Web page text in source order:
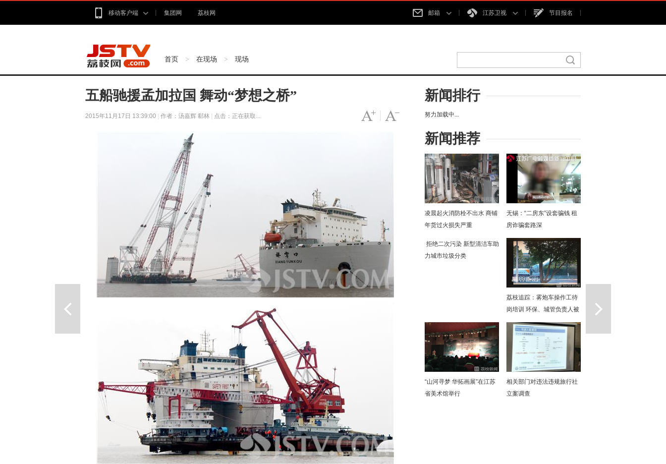
移动客户端 集团网 荔枝网 邮箱 江苏卫视 节目报名
首页 > 在现场 > 现场
五船驰援孟加拉国 舞动“梦想之桥”
2015年11月17日 13:39:00 作者：汤嘉辉 郗林 点击： 正在获取... 字号变小
新闻排行
努力加载中...
新闻推荐
凌晨起火消防栓不出水 商铺
年货过火损失严重
无锡：“二房东”设套骗钱 租
房诈骗套路深
拒绝二次污染 新型清洁车助
力城市垃圾分类
荔枝追踪：雾炮车操作工待
岗培训 环保、城管负责人被
约谈
“山河寻梦 华拓画展”在江苏
省美术馆举行
相关部门对违法违规旅行社
立案调查